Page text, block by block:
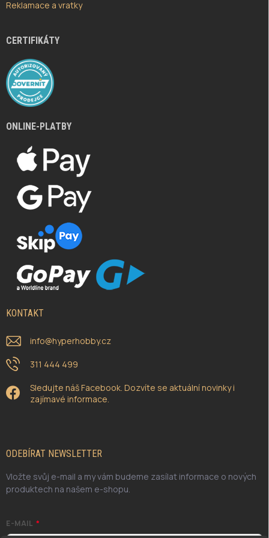
Reklamace a vratky
CERTIFIKÁTY
ONLINE-PLATBY
KONTAKT
info@hyperhobby.cz
311 444 499
Sledujte náš Facebook. Dozvíte se aktuální novinky i
zajímavé informace.
ODEBÍRAT NEWSLETTER
Vložte svůj e-mail a my vám budeme zasílat informace o nových
produktech na našem e-shopu.
E-MAIL